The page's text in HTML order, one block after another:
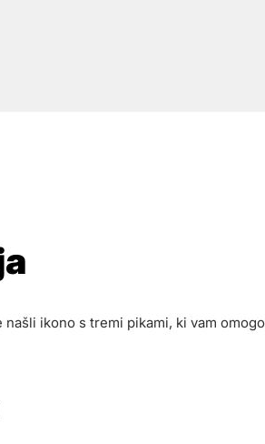
ikono s tremi pikami, ki vam